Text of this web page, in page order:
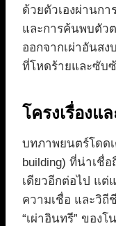
ด้วยตัวเองผ่านกา
และการค้นพบตัว
ออกจากเผ่าอันส
ที่โหดร้ายและซับ
โครงเรื่องแ
บทภาพยนตร์โดดเ
building) ที่น่าเชื่
เดียวอีกต่อไป แต่
ความเชื่อ และวิถี
“เผ่าอินทรี” ของ